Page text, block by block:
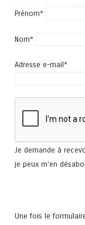
Prénom*
Nom*
Adresse e-mail*
Je demande à
je peux m'en
Une fois le